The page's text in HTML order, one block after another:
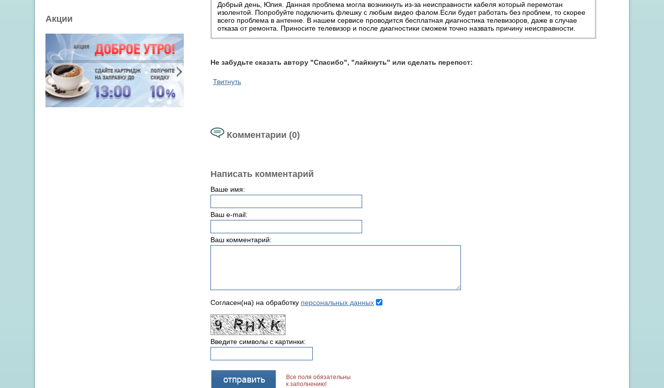
Акции
Добрый день, Юлия. Данная проблема могла возникнуть из-за неисправности кабеля который перемотан
изолентой. Попробуйте подключить флешку с любым видео фалом.Если будет работать без проблем, то скорее
всего проблема в антенне. В нашем сервисе проводится бесплатная диагностика телевизоров, даже в случае
отказа от ремонта. Приносите телевизор и после диагностики сможем точно назвать причину неисправности.
Не забудьте сказать автору "Спасибо", "лайкнуть" или сделать перепост:
Твитнуть
Комментарии (0)
Написать комментарий
Ваше имя:
Ваш e-mail:
Ваш комментарий:
Согласен(на) на обработку персональных данных
Введите символы с картинки:
Все поля обязательны
к заполнению!